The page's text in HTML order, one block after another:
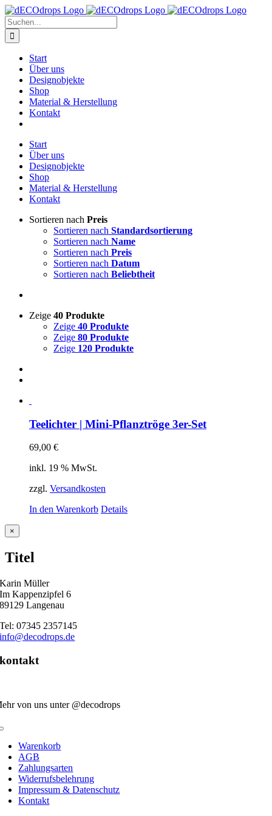
Zum
Inhalt
springen
Suche
nach:
Start
Über uns
Designobjekte
Shop
Material & Herstellung
Kontakt
Start
Über uns
Designobjekte
Shop
Material & Herstellung
Kontakt
Sortieren nach Preis
Sortieren nach Standardsortierung
Sortieren nach Name
Sortieren nach Preis
Sortieren nach Datum
Sortieren nach Beliebtheit
Zeige 40 Produkte
Zeige 40 Produkte
Zeige 80 Produkte
Zeige 120 Produkte
Teelichter | Mini-Pflanztröge 3er-Set
69,00 €
inkl. 19 % MwSt.
zzgl. Versandkosten
In den Warenkorb Details
Close
product
view
×
Titel
Karin Müller
Im Kappenzipfel 6
89129 Langenau
Tel: 07345 2357145
info@decodrops.de
kontakt
von uns unter @decodrops
Warenkorb
AGB
Zahlungsarten
Widerrufsbelehrung
Impressum & Datenschutz
Kontakt